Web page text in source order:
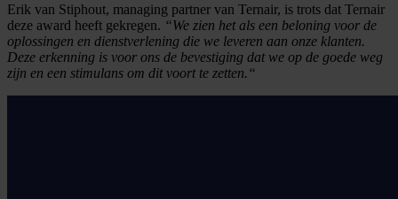
Erik van Stiphout, managing partner van Ternair, is trots dat Ternair
deze award heeft gekregen. “We zien het als een beloning voor de
oplossingen en dienstverlening die we leveren aan onze klanten.
Deze erkenning is voor ons de bevestiging dat we op de goede weg
zijn en een stimulans om dit voort te zetten.“